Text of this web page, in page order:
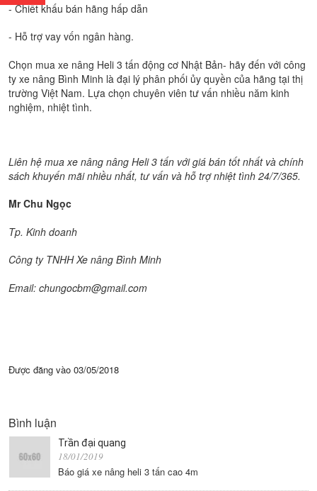
- Chiết khấu bán hãng hấp dẫn
- Hỗ trợ vay vốn ngân hàng.
Chọn mua xe nâng Heli 3 tấn động cơ Nhật Bản- hãy đến với công
ty xe nâng Bình Minh là đại lý phân phối ủy quyền của hãng tại thị
trường Việt Nam. Lựa chọn chuyên viên tư vấn nhiều năm kinh
nghiệm, nhiệt tình.
Liên hệ mua xe nâng nâng Heli 3 tấn với giá bán tốt nhất và chính
sách khuyến mãi nhiều nhất, tư vấn và hỗ trợ nhiệt tình 24/7/365.
Mr Chu Ngọc
Tp. Kinh doanh
Công ty TNHH Xe nâng Bình Minh
Email: chungocbm@gmail.com
Được đăng vào 03/05/2018
Bình luận
Trần đại quang
18/01/2019
Báo giá xe nâng heli 3 tấn cao 4m